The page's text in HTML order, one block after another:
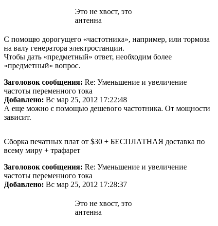
Это не хвост, это
антенна
С помощю дорогущего «частотника», например, или тормоза
на валу генератора электростанции.
Чтобы дать «предметный» ответ, необходим более
«предметный» вопрос.
Заголовок сообщения: Re: Уменьшение и увеличение
частоты переменного тока
Добавлено: Вс мар 25, 2012 17:22:48
А еще можно с помощью дешевого частотника. От мощности
зависит.
Сборка печатных плат от $30 + БЕСПЛАТНАЯ доставка по
всему миру + трафарет
Заголовок сообщения: Re: Уменьшение и увеличение
частоты переменного тока
Добавлено: Вс мар 25, 2012 17:28:37
Это не хвост, это
антенна